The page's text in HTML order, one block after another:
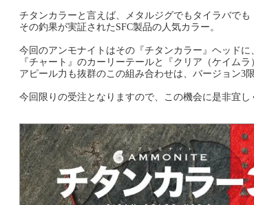
チタンカラーと言えば、メタルジグでもタイラバでも
その釣果が実証されたSFC製品の人気カラー。
今回のアンモナイトはその『チタンカラー』ヘッドに
『チャート』のカーリーテールと『クリア（ケイムラ
アピール力も抜群のこの組み合わせは、バージョン3
今回限りの受注となりますので、この機会に是非宜し